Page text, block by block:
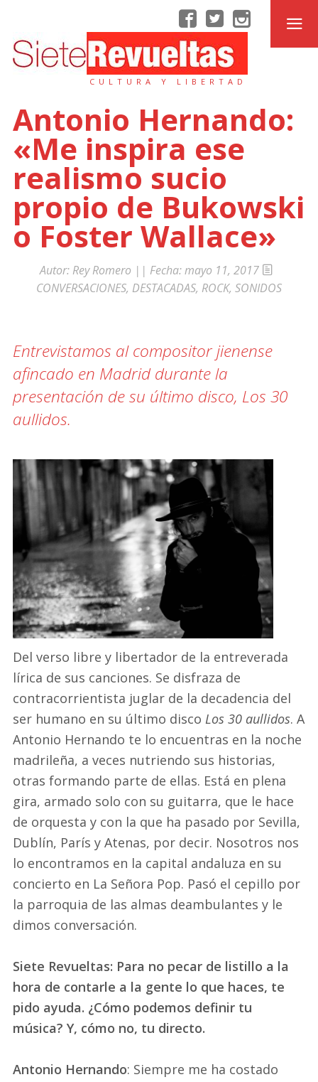
CULTURA Y LIBERTAD
Antonio Hernando:
«Me inspira ese
realismo sucio
propio de Bukowski
o Foster Wallace»
Autor: Rey Romero || Fecha:mayo 11, 2017
CONVERSACIONES, DESTACADAS, ROCK, SONIDOS
Entrevistamos al compositor jienense
afincado en Madrid durante la
presentación de su último disco, Los 30
aullidos.
Del verso libre y libertador de la entreverada
lírica de sus canciones. Se disfraza de
contracorrientista juglar de la decadencia del
ser humano en su último disco Los 30 aullidos. A
Antonio Hernando te lo encuentras en la noche
madrileña, a veces nutriendo sus historias,
otras formando parte de ellas. Está en plena
gira, armado solo con su guitarra, que le hace
de orquesta y con la que ha pasado por Sevilla,
Dublín, París y Atenas, por decir. Nosotros nos
lo encontramos en la capital andaluza en su
concierto en La Señora Pop. Pasó el cepillo por
la parroquia de las almas deambulantes y le
dimos conversación.
Siete Revueltas: Para no pecar de listillo a la
hora de contarle a la gente lo que haces, te
pido ayuda. ¿Cómo podemos definir tu
música? Y, cómo no, tu directo.
Antonio Hernando: Siempre me ha costado